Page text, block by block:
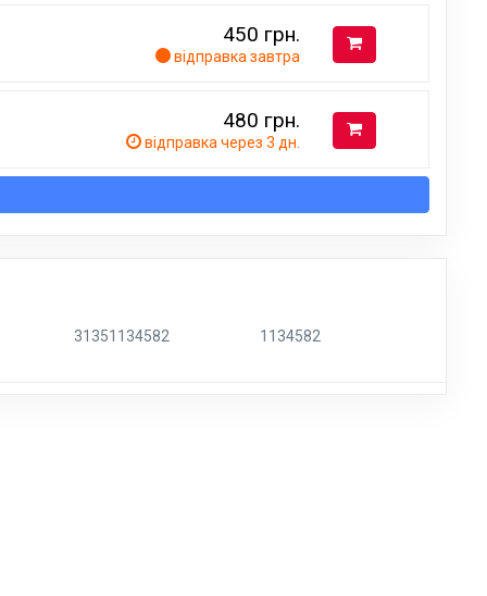
450 грн.
відправка завтра
480 грн.
відправка через 3 дн.
31351134582 1134582